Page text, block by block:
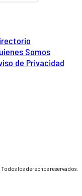
Somos
de Privacidad
los derechos reservados.